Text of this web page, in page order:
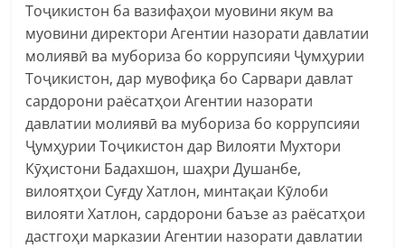
Тоҷикистон ба вазифаҳои муовини якум ва
муовини директори Агентии назорати давлатии
молиявӣ ва мубориза бо коррупсияи Ҷумҳурии
Тоҷикистон, дар мувофиқа бо Сарвари давлат
сардорони раёсатҳои Агентии назорати
давлатии молиявӣ ва мубориза бо коррупсияи
Ҷумҳурии Тоҷикистон дар Вилояти Мухтори
Кӯҳистони Бадахшон, шаҳри Душанбе,
вилоятҳои Суғду Хатлон, минтақаи Кӯлоби
вилояти Хатлон, сардорони баъзе аз раёсатҳои
дастгоҳи марказии Агентии назорати давлатии